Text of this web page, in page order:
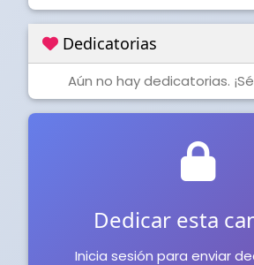
Dedicatorias
Aún no hay dedicatorias.
Dedicar esta
Inicia sesión para enviar